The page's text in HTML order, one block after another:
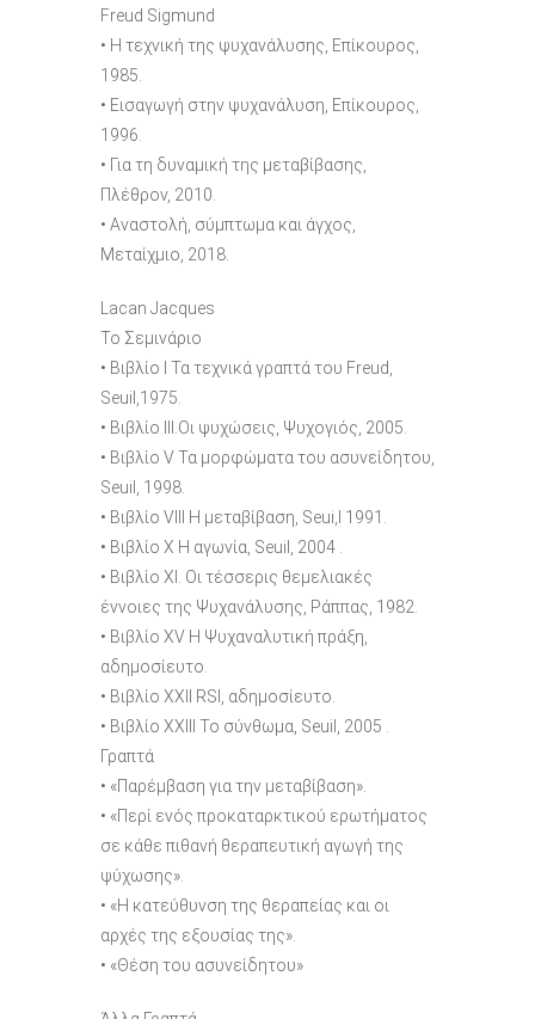
Freud Sigmund
• H τεχνική της ψυχανάλυσης, Επίκουρος,
1985.
• Εισαγωγή στην ψυχανάλυση, Επίκουρος,
1996.
• Για τη δυναμική της μεταβίβασης,
Πλέθρον, 2010.
• Αναστολή, σύμπτωμα και άγχος,
Μεταίχμιο, 2018.
Lacan Jacques
Το Σεμινάριο
• Βιβλίο I Τα τεχνικά γραπτά του Freud,
Seuil,1975.
• Βιβλίο III.Oι ψυχώσεις, Ψυχογιός, 2005.
• Βιβλίο V Τα μορφώματα του ασυνείδητου,
Seuil, 1998.
• Βιβλίο VIII Η μεταβίβαση, Seui,l 1991.
• Βιβλίο X Η αγωνία, Seuil, 2004 .
• Βιβλίο XI. Οι τέσσερις θεμελιακές
έννοιες της Ψυχανάλυσης, Ράππας, 1982.
• Βιβλίο ΧV Η Ψυχαναλυτική πράξη,
αδημοσίευτο.
• Βιβλίο XXII RSI, αδημοσίευτο.
• Βιβλίο XXIII Το σύνθωμα, Seuil, 2005 .
Γραπτά
• «Παρέμβαση για την μεταβίβαση».
• «Περί ενός προκαταρκτικού ερωτήματος
σε κάθε πιθανή θεραπευτική αγωγή της
ψύχωσης».
• «Η κατεύθυνση της θεραπείας και οι
αρχές της εξουσίας της».
• «Θέση του ασυνείδητου»